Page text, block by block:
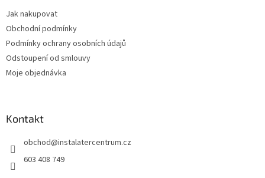
Jak nakupovat
Obchodní podmínky
Podmínky ochrany osobních údajů
Odstoupení od smlouvy
Moje objednávka
Kontakt
obchod@instalatercentrum.cz
603 408 749